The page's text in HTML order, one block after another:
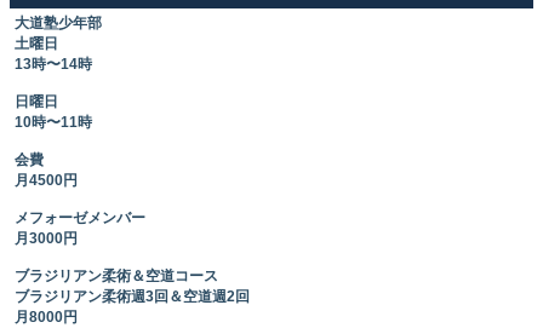
大道塾少年部
土曜日
13時〜14時
日曜日
10時〜11時
会費
月4500円
メフォーゼメンバー
月3000円
ブラジリアン柔術＆空道コース
ブラジリアン柔術週3回＆空道週2回
月8000円